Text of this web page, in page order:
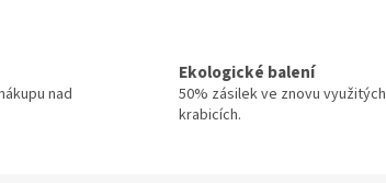
nad
Ekologické balení
50% zásilek ve znovu využitých
krabicích.